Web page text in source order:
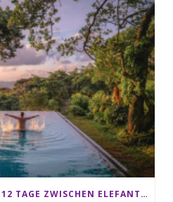
SRI LANKA RUNDREISE: 12 TAGE ZWISCHEN ELEFANTEN, TEEPLANTAGEN & STRAND ALS FAMILIE